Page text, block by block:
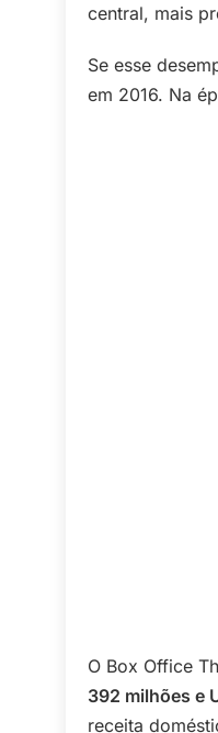
central, mais
Se esse
em 2016. Na
O Box Office
392 milhões e
receita